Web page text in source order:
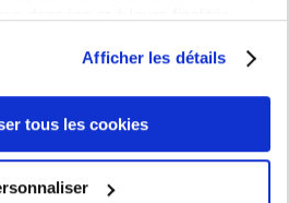
Déclaration relative aux cookies
de confidentialité.
aimerions également :
Afficher les détails
tous les cookies
Suivez-nous !